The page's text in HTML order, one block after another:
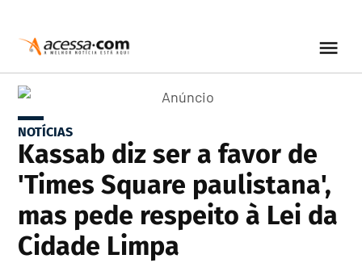
NOTÍCIAS
Kassab diz ser a favor de
'Times Square paulistana',
mas pede respeito à Lei da
Cidade Limpa